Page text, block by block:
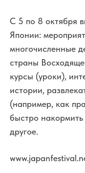
С 5 по 8 октября
Японии:
многочисленные
страны
курсы (уроки),
истории,
(например, как
быстро
другое.